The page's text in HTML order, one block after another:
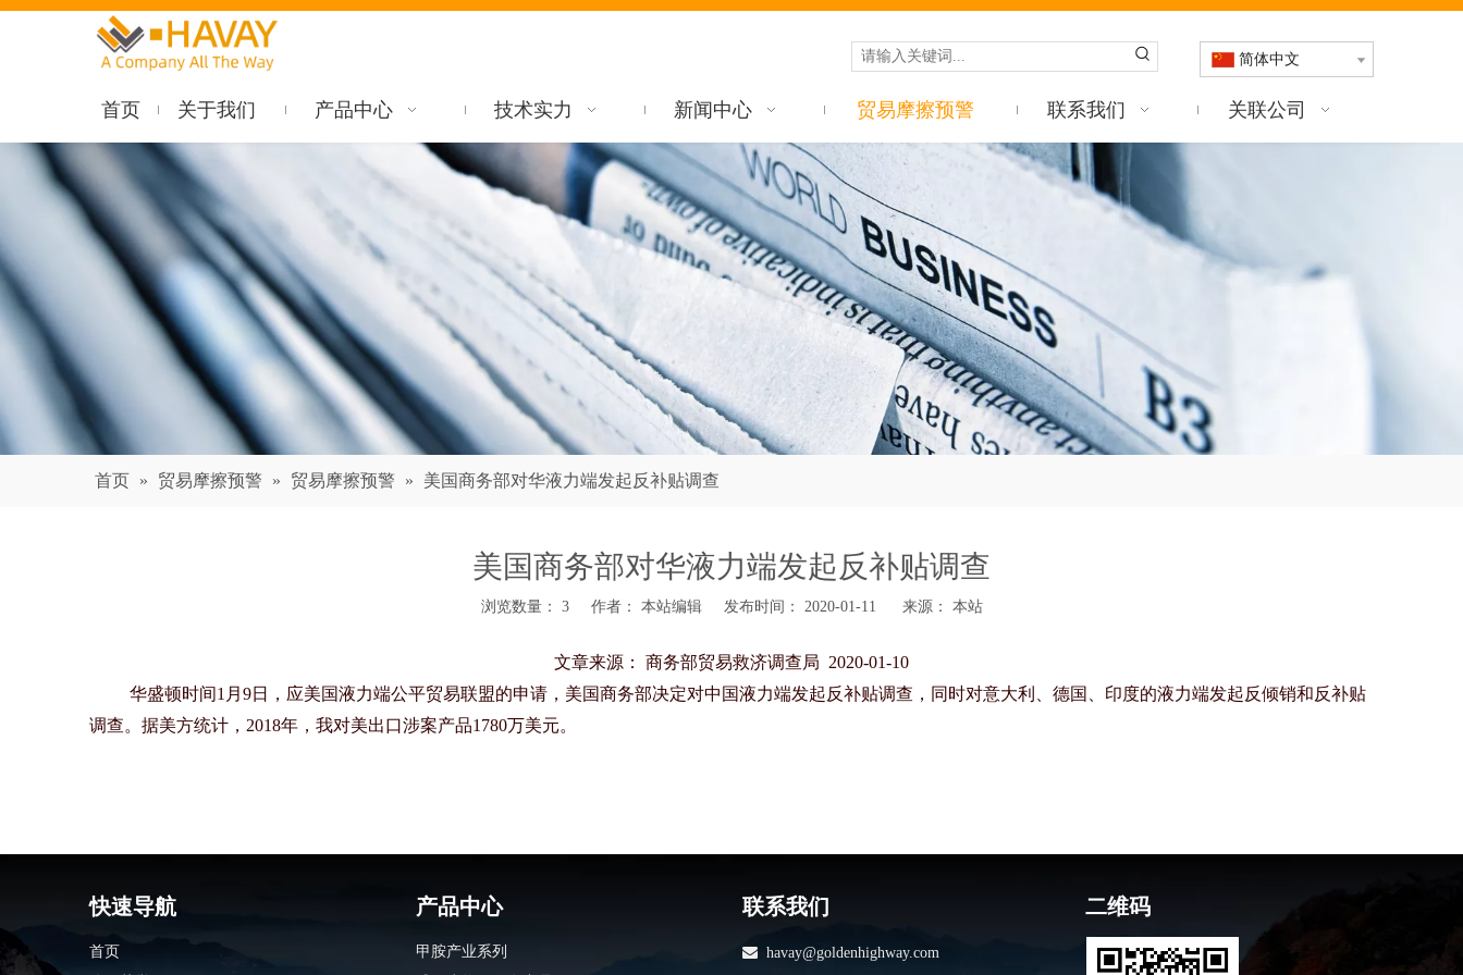
简体中文
首页 关于我们 产品中心 技术实力 新闻中心 贸易摩擦预警 联系我们 关联公司
首页 » 贸易摩擦预警 » 贸易摩擦预警 » 美国商务部对华液力端发起反补贴调查
美国商务部对华液力端发起反补贴调查
浏览数量： 3作者： 本站编辑 发布时间： 2020-01-11 来源： 本站
文章来源： 商务部贸易救济调查局 2020-01-10
华盛顿时间1月9日，应美国液力端公平贸易联盟的申请，美国商务部决定对中国液力端发起反补贴调查，同时对意大利、德国、印度的液力端发起反倾销和反补贴
调查。据美方统计，2018年，我对美出口涉案产品1780万美元。
快速导航
首页
产品中心
甲胺产业系列
联系我们
 havay@goldenhighway.com
二维码